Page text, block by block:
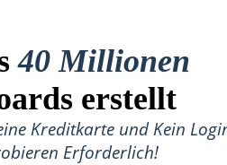
40 Millionen
erstellt
Kreditkarte und Kein
Erforderlich!